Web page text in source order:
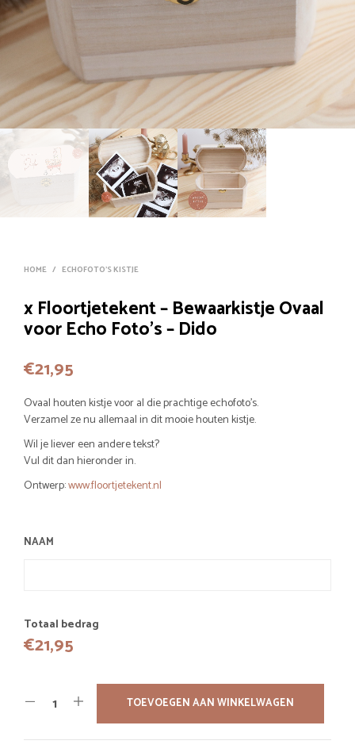
HOME / ECHOFOTO'S KISTJE
x Floortjetekent – Bewaarkistje Ovaal
voor Echo Foto’s – Dido
€21,95
Ovaal houten kistje voor al die prachtige echofoto’s.
Verzamel ze nu allemaal in dit mooie houten kistje.
Wil je liever een andere tekst?
Vul dit dan hieronder in.
Ontwerp:www.floortjetekent.nl
NAAM
Totaal bedrag
€21,95
TOEVOEGEN AAN WINKELWAGEN